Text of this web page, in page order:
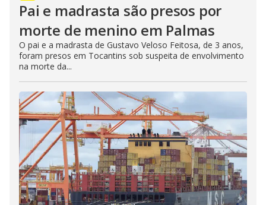
Pai e madrasta são presos por
morte de menino em Palmas
O pai e a madrasta de Gustavo Veloso Feitosa, de 3 anos,
foram presos em Tocantins sob suspeita de envolvimento
na morte da...